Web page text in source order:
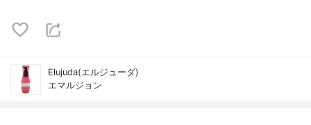
Elujuda(エルジューダ)
エマルジョン